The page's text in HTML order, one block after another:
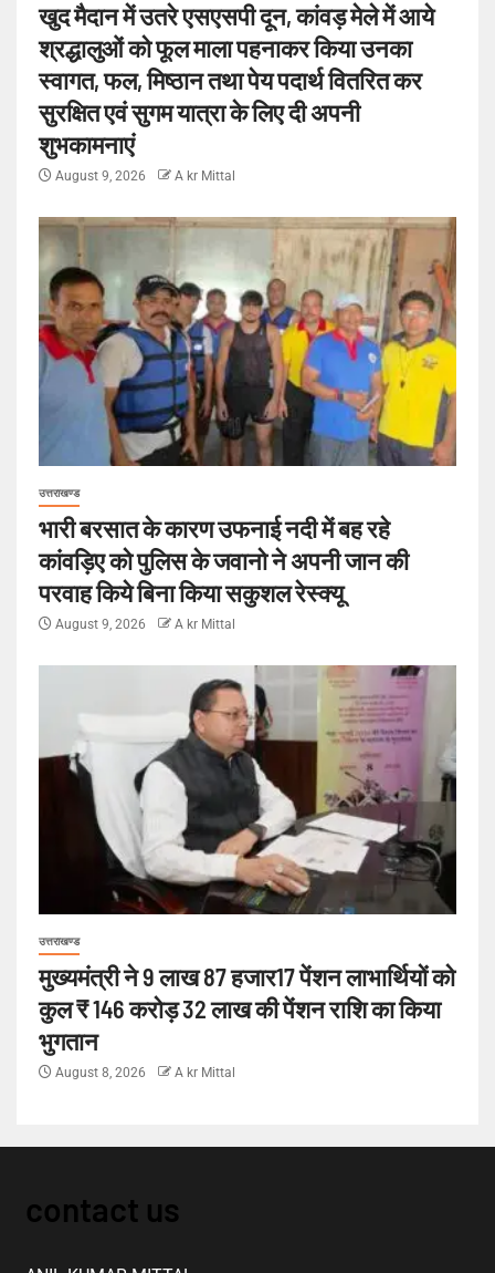
खुद मैदान में उतरे एसएसपी दून, कांवड़ मेले में आये
श्रद्धालुओं को फूल माला पहनाकर किया उनका
स्वागत, फल, मिष्ठान तथा पेय पदार्थ वितरित कर
सुरक्षित एवं सुगम यात्रा के लिए दी अपनी
शुभकामनाएं
August 9, 2026 A kr Mittal
उत्तराखण्ड
भारी बरसात के कारण उफनाई नदी में बह रहे
कांवड़िए को पुलिस के जवानो ने अपनी जान की
परवाह किये बिना किया सकुशल रेस्क्यू
August 9, 2026 A kr Mittal
उत्तराखण्ड
मुख्यमंत्री ने 9 लाख 87 हजार17 पेंशन लाभार्थियों को
कुल ₹ 146 करोड़ 32 लाख की पेंशन राशि का किया
भुगतान
August 8, 2026 A kr Mittal
contact us